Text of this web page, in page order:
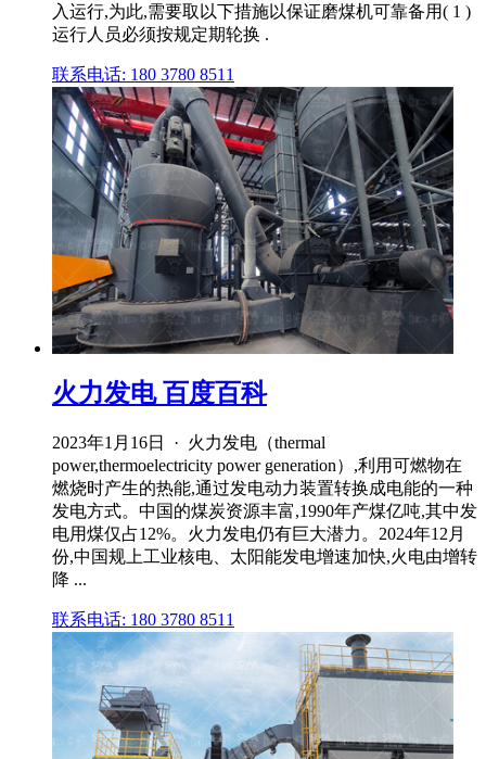
入运行,为此,需要取以下措施以保证磨煤机可靠备用( 1 )
运行人员必须按规定期轮换 .
联系电话: 180 3780 8511
火力发电 百度百科
2023年1月16日 · 火力发电（thermal
power,thermoelectricity power generation）,利用可燃物在
燃烧时产生的热能,通过发电动力装置转换成电能的一种
发电方式。中国的煤炭资源丰富,1990年产煤亿吨,其中发
电用煤仅占12%。火力发电仍有巨大潜力。2024年12月
份,中国规上工业核电、太阳能发电增速加快,火电由增转
降 ...
联系电话: 180 3780 8511